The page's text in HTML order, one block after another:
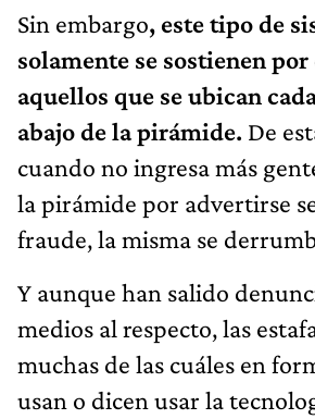
Sin embargo, este tipo de
solamente se sostienen
aquellos que se ubican
abajo de la pirámide. De
cuando no ingresa más
la pirámide por advertirse
fraude, la misma se
Y aunque han salido
medios al respecto, las
muchas de las cuáles en
usan o dicen usar la